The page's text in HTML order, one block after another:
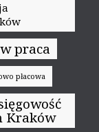
praca
płacowa
Kraków